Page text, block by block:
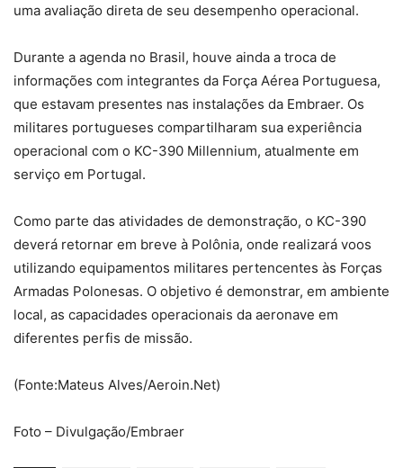
uma avaliação direta de seu desempenho operacional.
Durante a agenda no Brasil, houve ainda a troca de
informações com integrantes da Força Aérea Portuguesa,
que estavam presentes nas instalações da Embraer. Os
militares portugueses compartilharam sua experiência
operacional com o KC-390 Millennium, atualmente em
serviço em Portugal.
Como parte das atividades de demonstração, o KC-390
deverá retornar em breve à Polônia, onde realizará voos
utilizando equipamentos militares pertencentes às Forças
Armadas Polonesas. O objetivo é demonstrar, em ambiente
local, as capacidades operacionais da aeronave em
diferentes perfis de missão.
(Fonte:Mateus Alves/Aeroin.Net)
Foto – Divulgação/Embraer